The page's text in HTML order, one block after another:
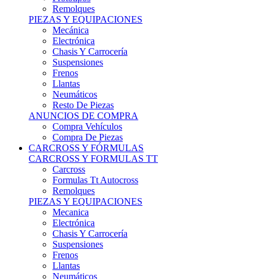
Remolques
PIEZAS Y EQUIPACIONES
Mecánica
Electrónica
Chasis Y Carrocería
Suspensiones
Frenos
Llantas
Neumáticos
Resto De Piezas
ANUNCIOS DE COMPRA
Compra Vehículos
Compra De Piezas
CARCROSS Y FÓRMULAS
CARCROSS Y FORMULAS TT
Carcross
Formulas Tt Autocross
Remolques
PIEZAS Y EQUIPACIONES
Mecanica
Electrónica
Chasis Y Carrocería
Suspensiones
Frenos
Llantas
Neumáticos